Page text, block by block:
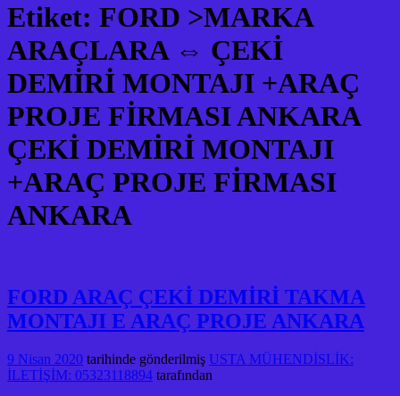
Etiket: FORD >MARKA
ARAÇLARA ⇔ ÇEKİ
DEMİRİ MONTAJI +ARAÇ
PROJE FİRMASI ANKARA
ÇEKİ DEMİRİ MONTAJI
+ARAÇ PROJE FİRMASI
ANKARA
FORD ARAÇ ÇEKİ DEMİRİ TAKMA
MONTAJI E ARAÇ PROJE ANKARA
9 Nisan 2020 tarihinde gönderilmiş USTA MÜHENDİSLİK:
İLETİŞİM: 05323118894 tarafından